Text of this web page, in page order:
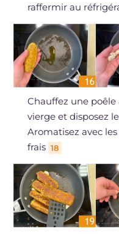
raffermir au
Chauffez une poêle
vierge et disposez
Aromatisez avec
frais 18